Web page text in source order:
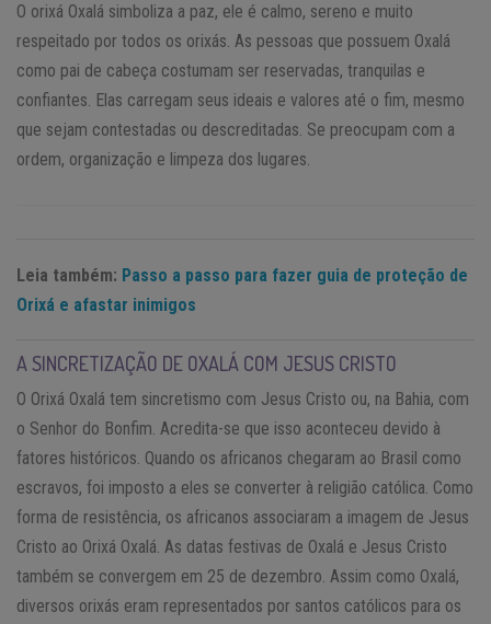
O orixá Oxalá simboliza a paz, ele é calmo, sereno e muito
respeitado por todos os orixás. As pessoas que possuem Oxalá
como pai de cabeça costumam ser reservadas, tranquilas e
confiantes. Elas carregam seus ideais e valores até o fim, mesmo
que sejam contestadas ou descreditadas. Se preocupam com a
ordem, organização e limpeza dos lugares.
Leia também: Passo a passo para fazer guia de proteção de
Orixá e afastar inimigos
A SINCRETIZAÇÃO DE OXALÁ COM JESUS CRISTO
O Orixá Oxalá tem sincretismo com Jesus Cristo ou, na Bahia, com
o Senhor do Bonfim. Acredita-se que isso aconteceu devido à
fatores históricos. Quando os africanos chegaram ao Brasil como
escravos, foi imposto a eles se converter à religião católica. Como
forma de resistência, os africanos associaram a imagem de Jesus
Cristo ao Orixá Oxalá. As datas festivas de Oxalá e Jesus Cristo
também se convergem em 25 de dezembro. Assim como Oxalá,
diversos orixás eram representados por santos católicos para os